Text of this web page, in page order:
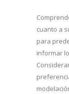
cuanto a
para
informar